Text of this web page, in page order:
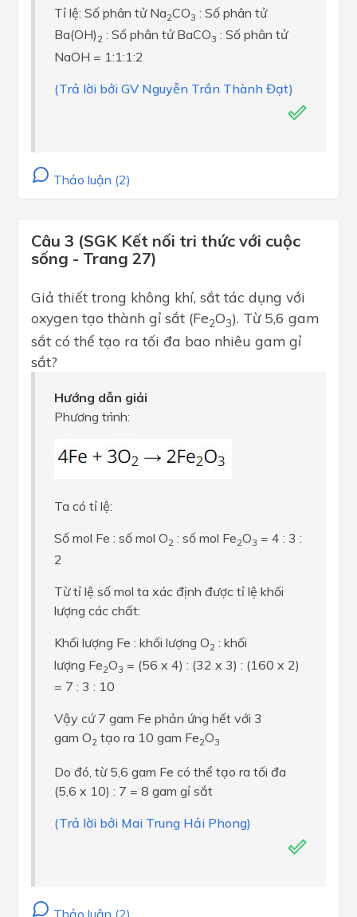
Tỉ lệ: Số phân tử Na2CO3 : Số phân tử
Ba(OH) 2 : Số phân tử BaCO3 : Số phân tử
NaOH = 1:1:1:2
(Trả lời bởi GV Nguyễn Trần Thành Đạt)
Thảo luận (2)
Câu 3 (SGK Kết nối tri thức với cuộc
sống - Trang 27)
Giả thiết trong không khí, sắt tác dụng với
oxygen tạo thành gỉ sắt (Fe2O3). Từ 5,6 gam
sắt có thể tạo ra tối đa bao nhiêu gam gỉ
sắt?
Hướng dẫn giải
Phương trình:
Ta có tỉ lệ:
Số mol Fe : số mol O2 : số mol Fe2O3 = 4 : 3 :
2
Từ tỉ lệ số mol ta xác định được tỉ lệ khối
lượng các chất:
Khối lượng Fe : khối lượng O2 : khối
lượng Fe2O3 = (56 x 4) : (32 x 3) : (160 x 2)
= 7 : 3 : 10
Vậy cứ 7 gam Fe phản ứng hết với 3
gam O2 tạo ra 10 gam Fe2O3
Do đó, từ 5,6 gam Fe có thể tạo ra tối đa
(5,6 x 10) : 7 = 8 gam gỉ sắt
(Trả lời bởi Mai Trung Hải Phong)
Thảo luận (2)